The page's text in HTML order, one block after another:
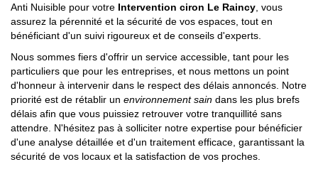
Anti Nuisible pour votre Intervention ciron Le Raincy, vous
assurez la pérennité et la sécurité de vos espaces, tout en
bénéficiant d'un suivi rigoureux et de conseils d'experts.
Nous sommes fiers d'offrir un service accessible, tant pour les
particuliers que pour les entreprises, et nous mettons un point
d'honneur à intervenir dans le respect des délais annoncés. Notre
priorité est de rétablir un environnement sain dans les plus brefs
délais afin que vous puissiez retrouver votre tranquillité sans
attendre. N'hésitez pas à solliciter notre expertise pour bénéficier
d'une analyse détaillée et d'un traitement efficace, garantissant la
sécurité de vos locaux et la satisfaction de vos proches.